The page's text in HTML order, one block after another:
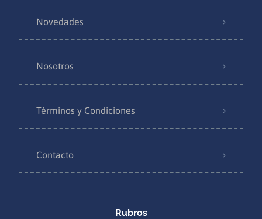
Novedades
Nosotros
Términos y Condiciones
Contacto
Rubros